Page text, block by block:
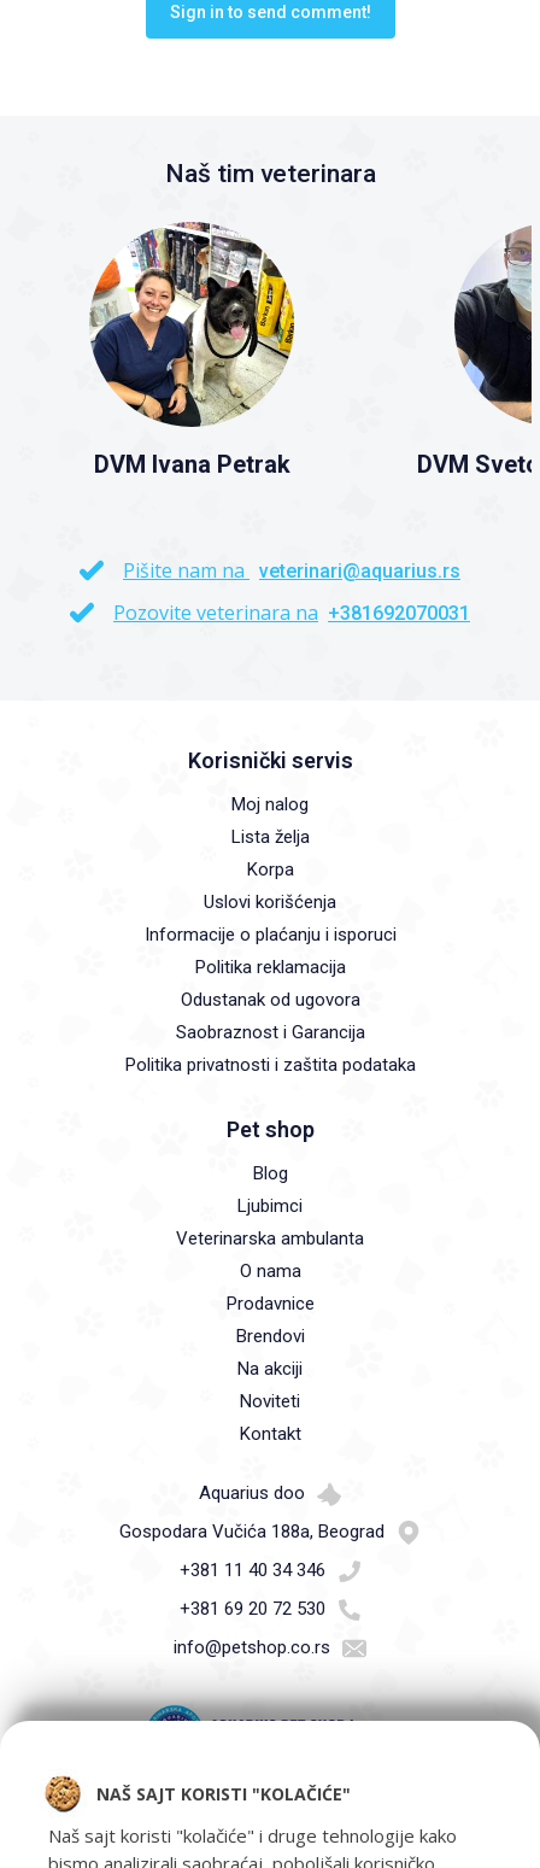
Sign in to send comment!
Naš tim veterinara
DVM Ivana Petrak DVM
Pišite nam na veterinari@aquarius.rs
Pozovite veterinara na +381692070031
Korisnički servis
Moj nalog
Lista želja
Korpa
Uslovi korišćenja
Informacije o plaćanju i isporuci
Politika reklamacija
Odustanak od ugovora
Saobraznost i Garancija
Politika privatnosti i zaštita podataka
Pet shop
Blog
Ljubimci
Veterinarska ambulanta
O nama
Prodavnice
Brendovi
Na akciji
Noviteti
Kontakt
Aquarius doo
Gospodara Vučića 188a, Beograd
+381 11 40 34 346
+381 69 20 72 530
info@petshop.co.rs
Pet Shop Aquarius - Vaši ljubimci zaslužuju samo najbolje -
oprema za kućne ljubimce i hrana za kućne ljubimce Beograd.
NAŠ SAJT KORISTI "KOLAČIĆE"
Naš sajt koristi "kolačiće" i druge tehnologije kako
bismo analizirali saobraćaj, poboljšali korisničko